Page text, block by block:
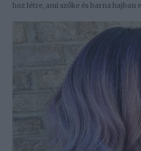
hoz létre, ami szőke és barna hajban